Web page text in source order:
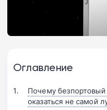
Оглавление
Почему
оказаться не самой